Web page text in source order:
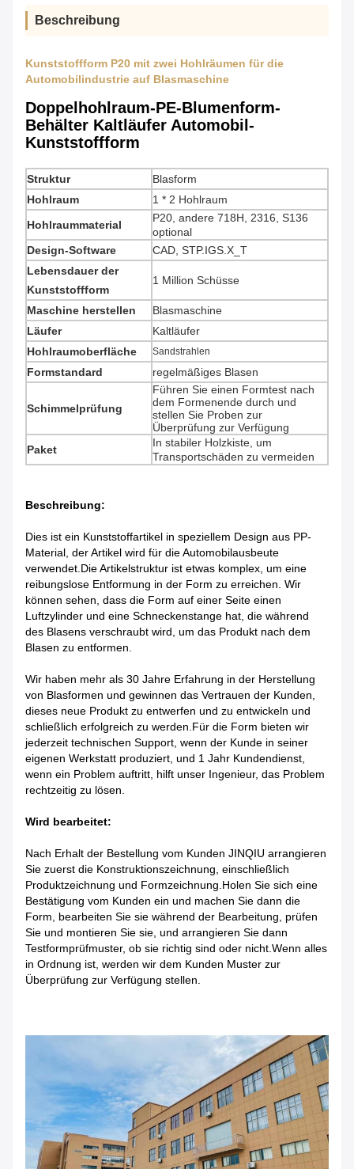
Beschreibung
Kunststoffform P20 mit zwei Hohlräumen für die
Automobilindustrie auf Blasmaschine
Doppelhohlraum-PE-Blumenform-
Behälter Kaltläufer Automobil-
Kunststoffform
Struktur
Blasform
Hohlraum
1 * 2 Hohlraum
Hohlraummaterial
P20, andere 718H, 2316, S136
optional
Design-Software
CAD, STP.IGS.X_T
Lebensdauer der
Kunststoffform
1 Million Schüsse
Maschine herstellen
Blasmaschine
Läufer
Kaltläufer
Hohlraumoberfläche
Sandstrahlen
Formstandard regelmäßiges Blasen
Schimmelprüfung
Führen Sie einen Formtest nach
dem Formenende durch und
stellen Sie Proben zur
Überprüfung zur Verfügung
Paket
In stabiler Holzkiste, um
Transportschäden zu vermeiden
Beschreibung:
Dies ist ein Kunststoffartikel in speziellem Design aus PP-
Material, der Artikel wird für die Automobilausbeute
verwendet.Die Artikelstruktur ist etwas komplex, um eine
reibungslose Entformung in der Form zu erreichen. Wir
können sehen, dass die Form auf einer Seite einen
Luftzylinder und eine Schneckenstange hat, die während
des Blasens verschraubt wird, um das Produkt nach dem
Blasen zu entformen.
Wir haben mehr als 30 Jahre Erfahrung in der Herstellung
von Blasformen und gewinnen das Vertrauen der Kunden,
dieses neue Produkt zu entwerfen und zu entwickeln und
schließlich erfolgreich zu werden.Für die Form bieten wir
jederzeit technischen Support, wenn der Kunde in seiner
eigenen Werkstatt produziert, und 1 Jahr Kundendienst,
wenn ein Problem auftritt, hilft unser Ingenieur, das Problem
rechtzeitig zu lösen.
Wird bearbeitet:
Nach Erhalt der Bestellung vom Kunden JINQIU arrangieren
Sie zuerst die Konstruktionszeichnung, einschließlich
Produktzeichnung und Formzeichnung.Holen Sie sich eine
Bestätigung vom Kunden ein und machen Sie dann die
Form, bearbeiten Sie sie während der Bearbeitung, prüfen
Sie und montieren Sie sie, und arrangieren Sie dann
Testformprüfmuster, ob sie richtig sind oder nicht.Wenn alles
in Ordnung ist, werden wir dem Kunden Muster zur
Überprüfung zur Verfügung stellen.